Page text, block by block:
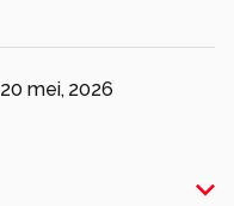
20 mei, 2026